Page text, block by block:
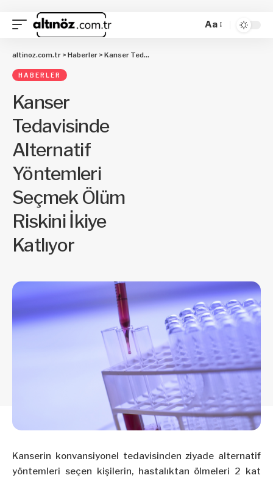
Aa
altinoz.com.tr > Haberler > Kanser Tedavisinde Alternatif Yöntemleri Seçmek Ölüm Riskini İkiye Katlıyor
HABERLER
Kanser
Tedavisinde
Alternatif
Yöntemleri
Seçmek Ölüm
Riskini İkiye
Katlıyor
Kanserin konvansiyonel tedavisinden ziyade alternatif
yöntemleri seçen kişilerin, hastalıktan ölmeleri 2 kat